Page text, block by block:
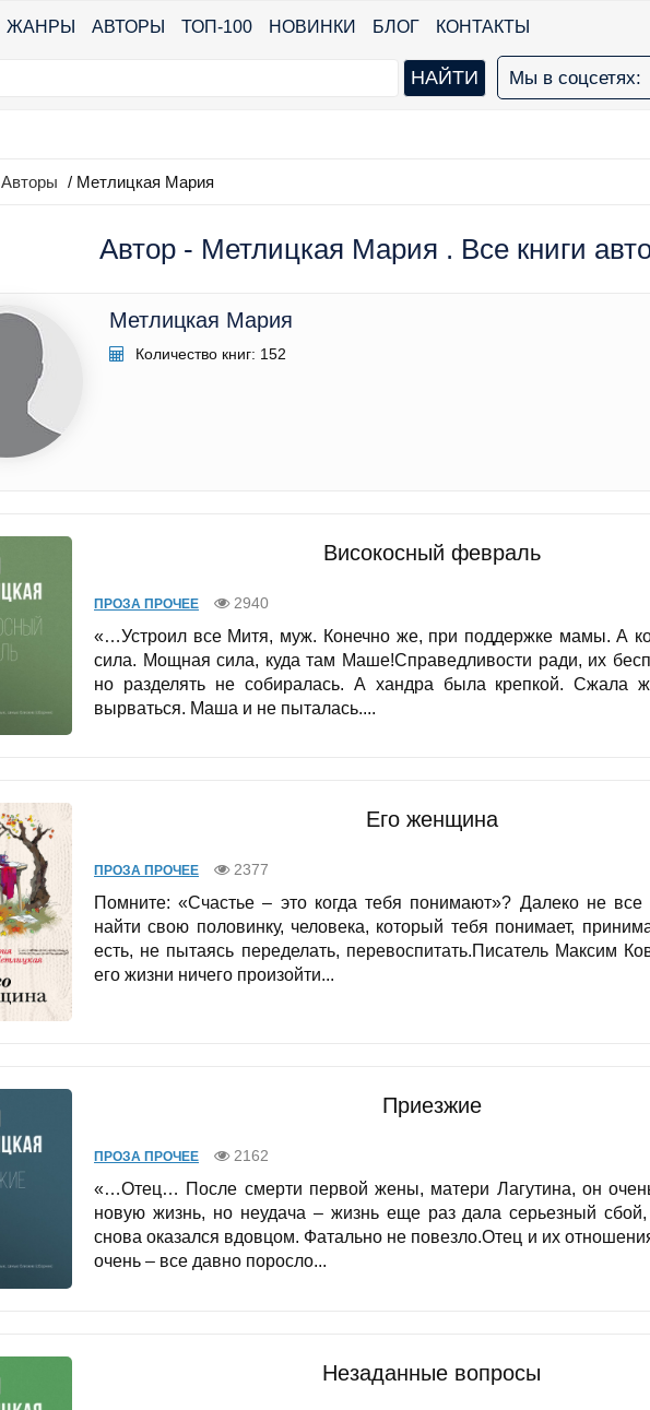
ЖАНРЫ АВТОРЫ ТОП-100 НОВИНКИ БЛОГ КОНТАКТЫ
Мы в соцсетях:
Авторы / Метлицкая Мария
Автор - Метлицкая Мария . Все книги
Метлицкая Мария
Количество книг: 152
Високосный февраль
ПРОЗА ПРОЧЕЕ 2940
«…Устроил все Митя, муж. Конечно же, при поддержке мамы. А
сила. Мощная сила, куда там Маше!Справедливости ради, их
но разделять не собиралась. А хандра была крепкой. Сжала
вырваться. Маша и не пыталась....
Его женщина
ПРОЗА ПРОЧЕЕ 2377
Помните: «Счастье – это когда тебя понимают»? Далеко не все
найти свою половинку, человека, который тебя понимает,
есть, не пытаясь переделать, перевоспитать.Писатель Максим
его жизни ничего произойти...
Приезжие
ПРОЗА ПРОЧЕЕ 2162
«…Отец… После смерти первой жены, матери Лагутина, он
новую жизнь, но неудача – жизнь еще раз дала серьезный сбой,
снова оказался вдовцом. Фатально не повезло.Отец и их
очень – все давно поросло...
Незаданные вопросы